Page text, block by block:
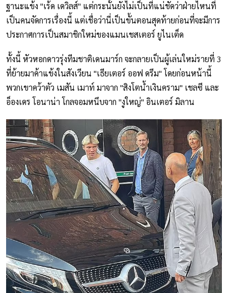
ฐานะแข้ง "เร้ด เดวิลส์" แต่กระนั้นยังไม่เป็นที่แน่ชัดว่าฝ่ายไหนที่
เป็นคนจัดการเรื่องนี้ แต่เชื่อว่านี่เป็นขั้นตอนสุดท้ายก่อนที่จะมีการ
ประกาศการเป็นสมาชิกใหม่ของแมนเชสเตอร์ ยูไนเต็ด
ทั้งนี้ หัวหอกดาวรุ่งทีมชาติเดนมาร์ก จะกลายเป็นผู้เล่นใหม่รายที่ 3
ที่ย้ายมาค้าแข้งในสังเวียน "เธียเตอร์ ออฟ ดรีม" โดยก่อนหน้านี้
พวกเขาคว้าตัว เมสัน เมาท์ มาจาก "สิงโตน้ำเงินคราม" เชลซี และ
อ็องเดร โอนาน่า โกลจอมหนึบจาก "งูใหญ่" อินเตอร์ มิลาน